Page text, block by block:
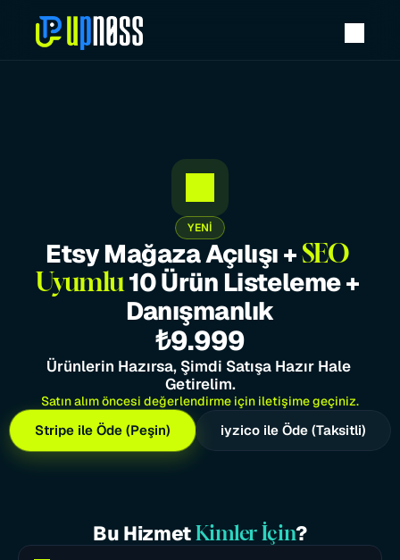
YENİ
Etsy Mağaza Açılışı + SEO
Uyumlu 10 Ürün Listeleme +
Danışmanlık
₺9.999
Ürünlerin Hazırsa, Şimdi Satışa Hazır Hale
Getirelim.
Satın alım öncesi değerlendirme için iletişime geçiniz.
Stripe ile Öde (Peşin) iyzico ile Öde (Taksitli)
Bu Hizmet Kimler İçin?